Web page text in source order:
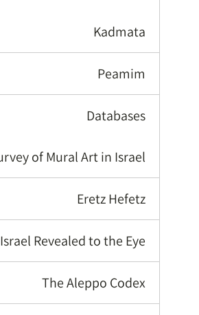
Kadmata
Peamim
Databases
of Mural Art in Israel
Eretz Hefetz
Israel Revealed to the Eye
The Aleppo Codex